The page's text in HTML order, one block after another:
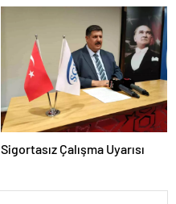
Sigortasız Çalışma Uyarısı